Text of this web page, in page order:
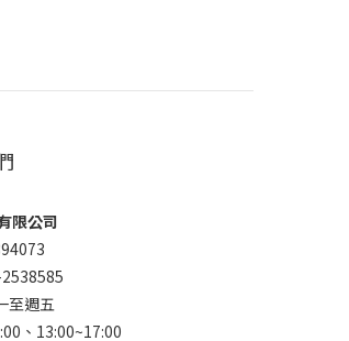
限公司
至週五
、 13:00~17:00